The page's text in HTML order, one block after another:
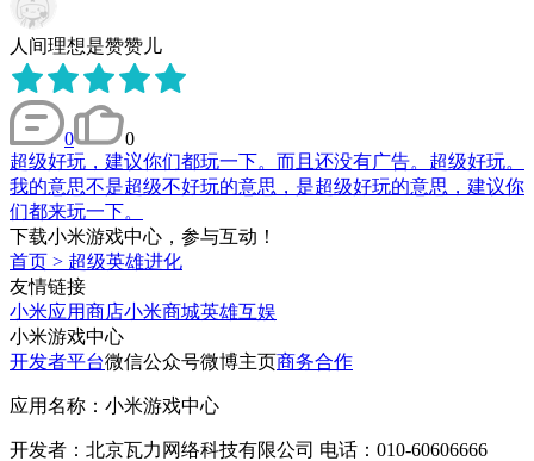
人间理想是赞赞儿
0
0
超级好玩，建议你们都玩一下。而且还没有广告。超级好玩。
我的意思不是超级不好玩的意思，是超级好玩的意思，建议你
们都来玩一下。
下载小米游戏中心，参与互动！
首页 > 超级英雄进化
友情链接
小米应用商店小米商城英雄互娱
小米游戏中心
开发者平台微信公众号微博主页商务合作
应用名称：小米游戏中心
开发者：北京瓦力网络科技有限公司 电话：010-60606666